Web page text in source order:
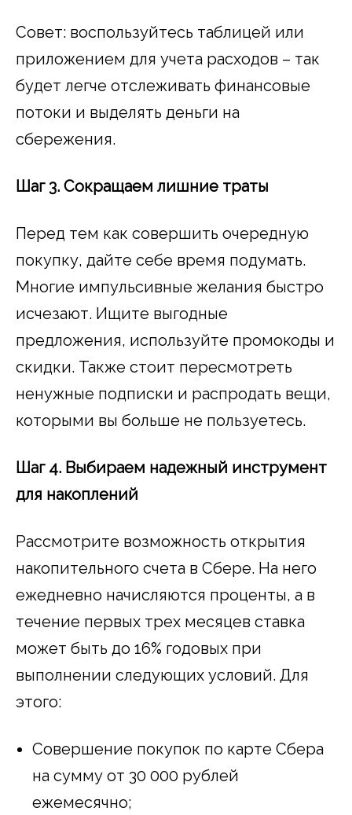
Совет: воспользуйтесь таблицей или
приложением для учета расходов – так
будет легче отслеживать финансовые
потоки и выделять деньги на
сбережения.
Шаг 3. Сокращаем лишние траты
Перед тем как совершить очередную
покупку, дайте себе время подумать.
Многие импульсивные желания быстро
исчезают. Ищите выгодные
предложения, используйте промокоды и
скидки. Также стоит пересмотреть
ненужные подписки и распродать вещи,
которыми вы больше не пользуетесь.
Шаг 4. Выбираем надежный инструмент
для накоплений
Рассмотрите возможность открытия
накопительного счета в Сбере. На него
ежедневно начисляются проценты, а в
течение первых трех месяцев ставка
может быть до 16% годовых при
выполнении следующих условий. Для
этого:
Совершение покупок по карте Сбера
на сумму от 30 000 рублей
ежемесячно;